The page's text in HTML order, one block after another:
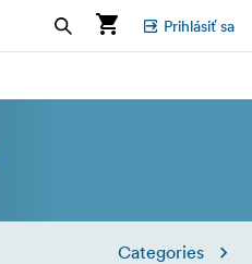
Prihlásiť sa
Categories